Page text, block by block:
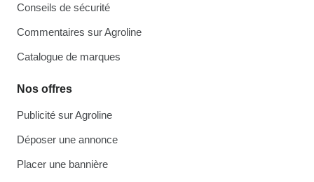
Conseils de sécurité
Commentaires sur Agroline
Catalogue de marques
Nos offres
Publicité sur Agroline
Déposer une annonce
Placer une bannière